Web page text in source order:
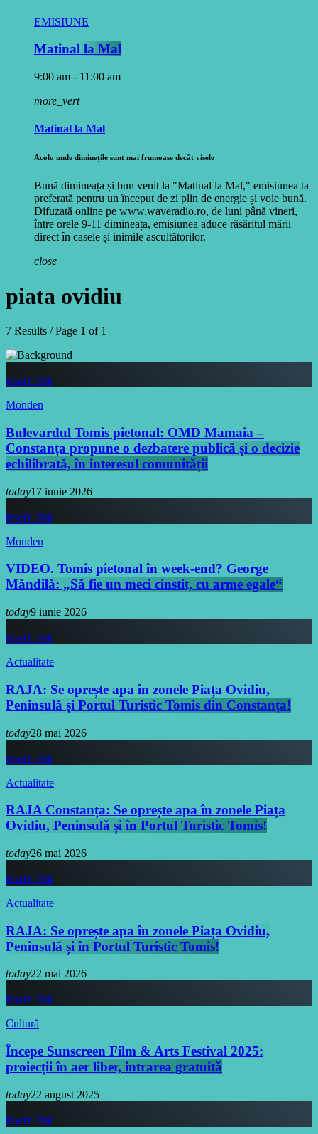
EMISIUNE
Matinal la Mal
9:00 am - 11:00 am
more_vert
Matinal la Mal
Acolo unde diminețile sunt mai frumoase decât visele
Bună dimineața și bun venit la "Matinal la Mal," emisiunea ta
preferată pentru un început de zi plin de energie și voie bună.
Difuzată online pe www.waveradio.ro, de luni până vineri,
între orele 9-11 dimineața, emisiunea aduce răsăritul mării
direct în casele și inimile ascultătorilor.
close
piata ovidiu
7 Results / Page 1 of 1
insert_link
Monden
Bulevardul Tomis pietonal: OMD Mamaia –
Constanța propune o dezbatere publică și o decizie
echilibrată, în interesul comunității
today17 iunie 2026
insert_link
Monden
VIDEO. Tomis pietonal în week-end? George
Măndilă: „Să fie un meci cinstit, cu arme egale“
today9 iunie 2026
insert_link
Actualitate
RAJA: Se oprește apa în zonele Piața Ovidiu,
Peninsulă și Portul Turistic Tomis din Constanța!
today28 mai 2026
insert_link
Actualitate
RAJA Constanța: Se oprește apa în zonele Piața
Ovidiu, Peninsulă și în Portul Turistic Tomis!
today26 mai 2026
insert_link
Actualitate
RAJA: Se oprește apa în zonele Piața Ovidiu,
Peninsulă și în Portul Turistic Tomis!
today22 mai 2026
insert_link
Cultură
Începe Sunscreen Film & Arts Festival 2025:
proiecții în aer liber, intrarea gratuită
today22 august 2025
insert_link